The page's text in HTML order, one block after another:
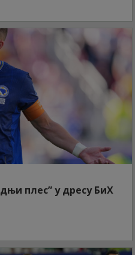
плес” у дресу БиХ